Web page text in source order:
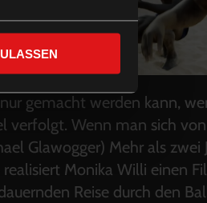
gemacht werden kann,
verfolgt. Wenn man sich
Glawogger) Mehr als zwei
Monika Willi einen
Reise durch den